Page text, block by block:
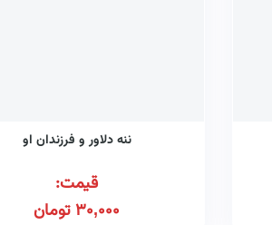
ننه دلاور و فرزندان او
قیمت:
30,000تومان